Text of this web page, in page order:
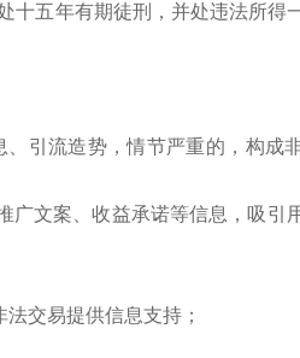
十五年有期徒刑，并处违法所得
引流造势，情节严重的，构成
广文案、收益承诺等信息，吸引
交易提供信息支持；